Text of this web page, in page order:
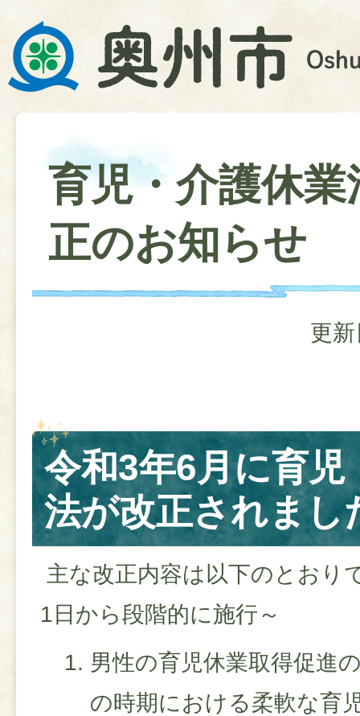
育児・介護休業
正のお知らせ
更
令和3年6月に育児
法が改正されまし
主な改正内容は以下のとおり
1日から段階的に施行～
男性の育児休業取得促進
の時期における柔軟な育